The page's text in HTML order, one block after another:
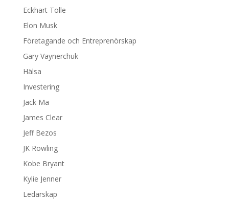
Eckhart Tolle
Elon Musk
Företagande och Entreprenörskap
Gary Vaynerchuk
Hälsa
Investering
Jack Ma
James Clear
Jeff Bezos
JK Rowling
Kobe Bryant
Kylie Jenner
Ledarskap